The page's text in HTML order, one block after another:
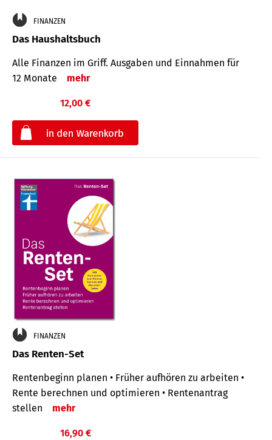
FINANZEN
Das Haushaltsbuch
Alle Finanzen im Griff. Aus­gaben und Ein­nahmen für
12 Monate
mehr
12,00 €
FINANZEN
Das Renten-Set
Rentenbeginn planen • Früher aufhören zu arbeiten •
Rente berechnen und optimieren • Rentenantrag
stellen
mehr
16,90 €